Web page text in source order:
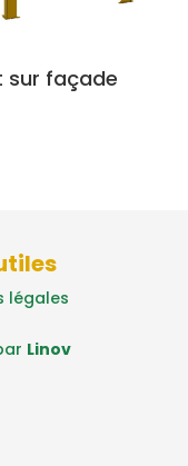
sur façade
légales
Linov